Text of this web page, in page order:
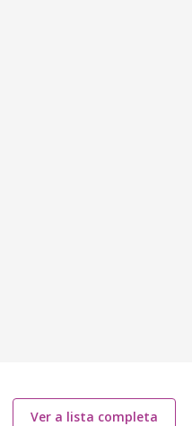
Ver a lista completa